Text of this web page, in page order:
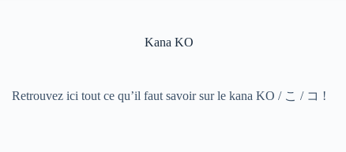
Kana KO
Retrouvez ici tout ce qu’il faut savoir sur le kana KO / こ / コ !